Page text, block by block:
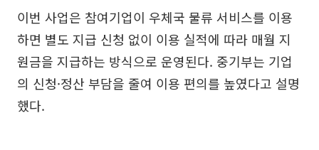
이번 사업은 참여기업이 우체국 물류 서비스를 이용
하면 별도 지급 신청 없이 이용 실적에 따라 매월 지
원금을 지급하는 방식으로 운영된다. 중기부는 기업
의 신청·정산 부담을 줄여 이용 편의를 높였다고 설명
했다.